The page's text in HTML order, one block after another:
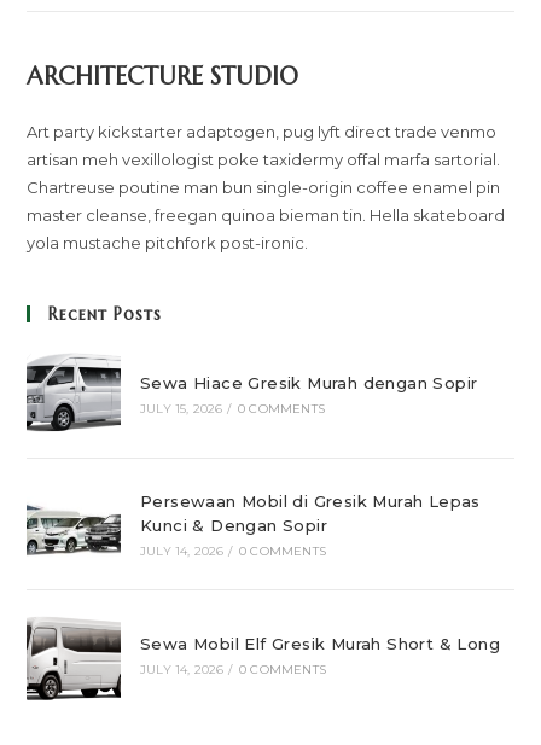
ARCHITECTURE STUDIO
Art party kickstarter adaptogen, pug lyft direct trade venmo
artisan meh vexillologist poke taxidermy offal marfa sartorial.
Chartreuse poutine man bun single-origin coffee enamel pin
master cleanse, freegan quinoa bieman tin. Hella skateboard
yola mustache pitchfork post-ironic.
Recent Posts
Sewa Hiace Gresik Murah dengan Sopir
JULY 15, 2026 / 0 COMMENTS
Persewaan Mobil di Gresik Murah Lepas
Kunci & Dengan Sopir
JULY 14, 2026 / 0 COMMENTS
Sewa Mobil Elf Gresik Murah Short & Long
JULY 14, 2026 / 0 COMMENTS